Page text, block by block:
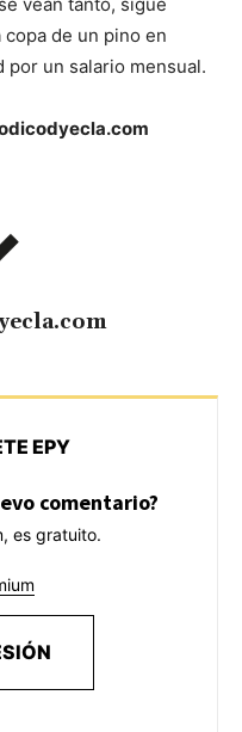
de un pino en
por un salario mensual.
EPY
comentario?
es gratuito.